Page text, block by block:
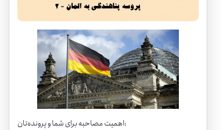
اهمیت مصاحبه برای شما و پرونده‌تان: